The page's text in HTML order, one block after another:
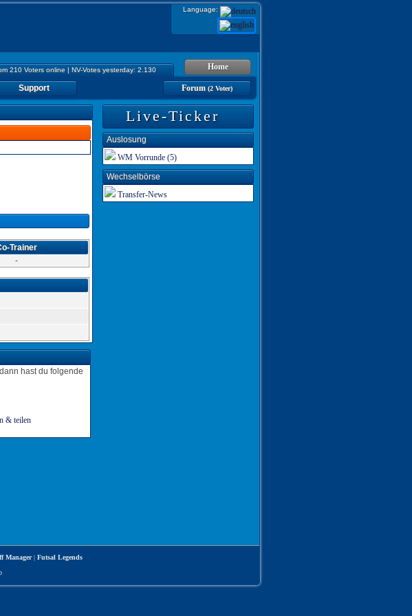
Language:
210 Voters online | NV-Votes yesterday: 2.130 Home
Forum(2 Voter)
Support
Trainer
-
hast du folgende
& teilen
Live-Ticker
Auslosung
WM Vorrunde (5)
Wechselbörse
Transfer-News
Manager| Futsal Legends